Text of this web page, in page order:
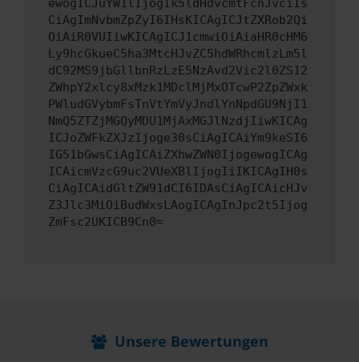
ewogICJuYW1lIjogIk5ldHdvcmtFcnJvciIs
CiAgImNvbmZpZyI6IHsKICAgICJtZXRob2Qi
OiAiR0VUIiwKICAgICJ1cmwiOiAiaHR0cHM6
Ly9hcGkueC5ha3MtcHJvZC5hdWRhcmlzLm5l
dC92MS9jbGllbnRzLzE5NzAvd2Vic2l0ZS12
ZWhpY2xlcy8xMzk1MDclMjMxOTcwP2ZpZWxk
PWludGVybmFsTnVtYmVyJndlYnNpdGU9NjI1
NmQ5ZTZjMGQyMDU1MjAxMGJlNzdjIiwKICAg
ICJoZWFkZXJzIjoge30sCiAgICAiYm9keSI6
IG51bGwsCiAgICAiZXhwZWN0IjogewogICAg
ICAicmVzcG9uc2VUeXBlIjogIiIKICAgIH0s
CiAgICAidGltZW91dCI6IDAsCiAgICAicHJv
Z3Jlc3MiOiBudWxsLAogICAgInJpc2t5Ijog
ZmFsc2UKICB9Cn0=
Unsere Bewertungen